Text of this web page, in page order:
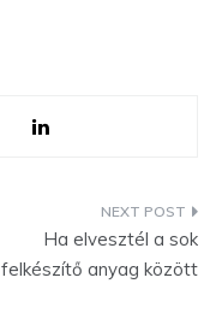
Ha elvesztél a sok
felkészítő anyag között